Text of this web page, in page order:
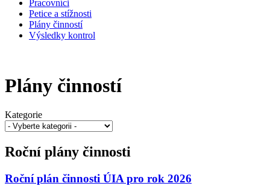
Pracovníci
Petice a stížnosti
Plány činností
Výsledky kontrol
Plány činností
Kategorie
Roční plány činnosti
Roční plán činnosti ÚIA pro rok 2026